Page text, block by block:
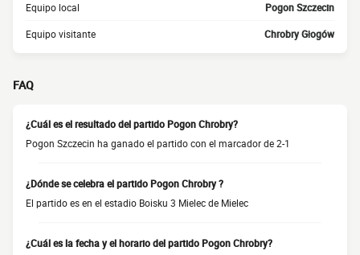
Equipo local Pogon Szczecin
Equipo visitante Chrobry Głogów
FAQ
¿Cuál es el resultado del partido Pogon Chrobry?
Pogon Szczecin ha ganado el partido con el marcador de 2-1
¿Dónde se celebra el partido Pogon Chrobry ?
El partido es en el estadio Boisku 3 Mielec de Mielec
¿Cuál es la fecha y el horario del partido Pogon Chrobry?